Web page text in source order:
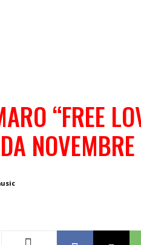
“FREE